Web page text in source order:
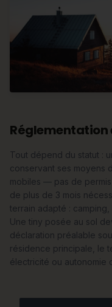
Réglementation
Tout dépend du statut :
conservant ses moyens
mobiles — pas de
de plus de 3 mois
terrain adapté : camping,
Une tiny posée au sol
déclaration préalable
résidence principale, le
électricité ou autonomie